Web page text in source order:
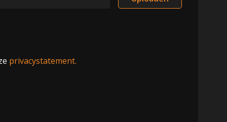
privacystatement.